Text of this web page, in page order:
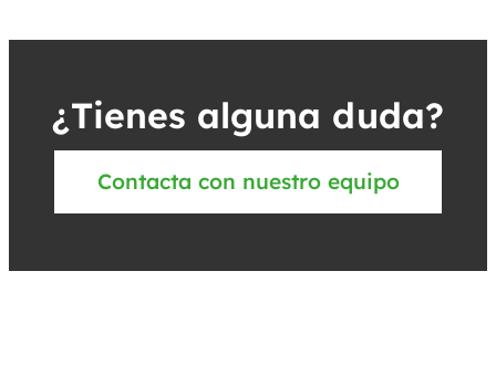
¿Tienes alguna duda?
Contacta con nuestro equipo